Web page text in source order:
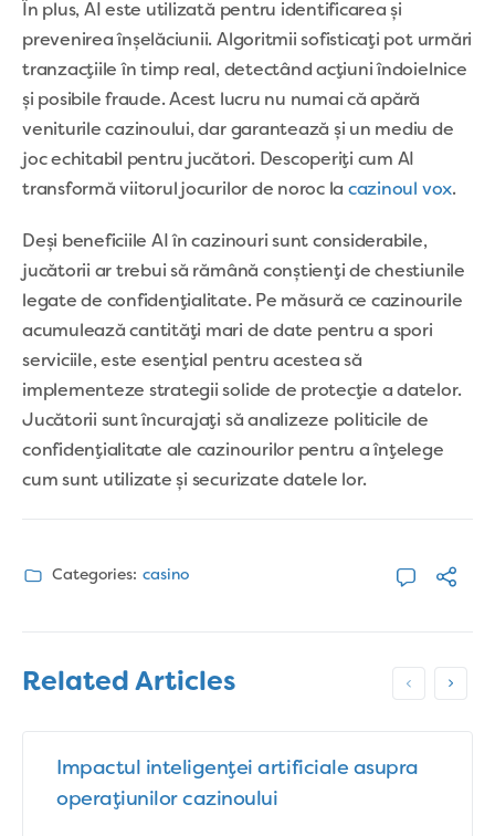
În plus, AI este utilizată pentru identificarea și
prevenirea înșelăciunii. Algoritmii sofisticați pot urmări
tranzacțiile în timp real, detectând acțiuni îndoielnice
și posibile fraude. Acest lucru nu numai că apără
veniturile cazinoului, dar garantează și un mediu de
joc echitabil pentru jucători. Descoperiți cum AI
transformă viitorul jocurilor de noroc la cazinoul vox.
Deși beneficiile AI în cazinouri sunt considerabile,
jucătorii ar trebui să rămână conștienți de chestiunile
legate de confidențialitate. Pe măsură ce cazinourile
acumulează cantități mari de date pentru a spori
serviciile, este esențial pentru acestea să
implementeze strategii solide de protecție a datelor.
Jucătorii sunt încurajați să analizeze politicile de
confidențialitate ale cazinourilor pentru a înțelege
cum sunt utilizate și securizate datele lor.
Categories: casino
Related Articles
Impactul inteligenței artificiale asupra
operațiunilor cazinoului